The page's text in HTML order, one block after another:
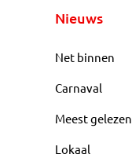
Nieuws
Net binnen
Carnaval
Meest gelezen
Lokaal